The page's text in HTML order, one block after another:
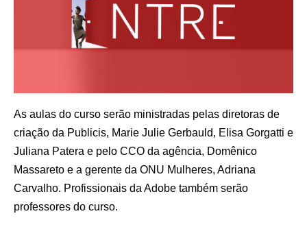
As aulas do curso serão ministradas pelas diretoras de
criação da Publicis, Marie Julie Gerbauld, Elisa Gorgatti e
Juliana Patera e pelo CCO da agência, Domênico
Massareto e a gerente da ONU Mulheres, Adriana
Carvalho. Profissionais da Adobe também serão
professores do curso.